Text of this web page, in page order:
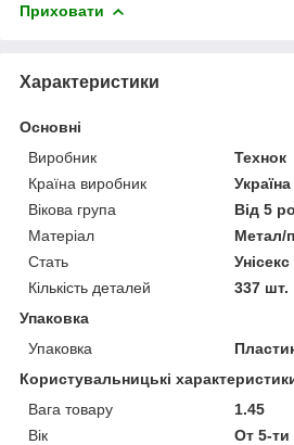
Приховати
Характеристики
Основні
Виробник
Технок
Країна виробник
Україна
Вікова група
Від 5
Матеріал
Метал/
Стать
Унісекс
Кількість деталей
337 шт.
Упаковка
Упаковка
Користувальницькі
Вага товару
1.45
Вік
От 5-ти